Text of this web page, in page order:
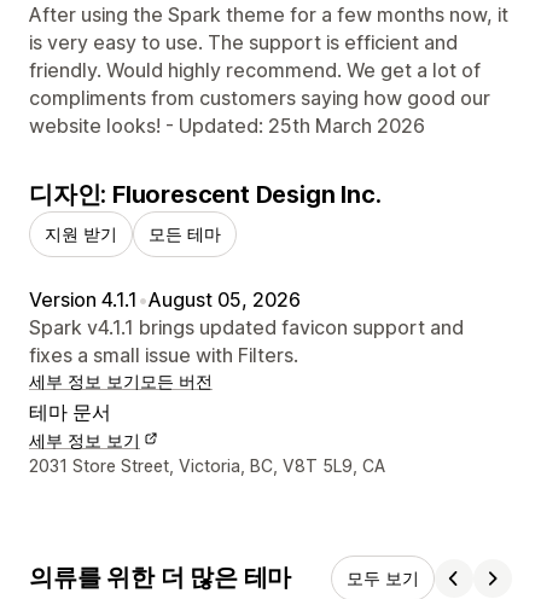
After using the Spark theme for a few months now, it
is very easy to use. The support is efficient and
friendly. Would highly recommend. We get a lot of
compliments from customers saying how good our
website looks! - Updated: 25th March 2026
디자인: Fluorescent Design Inc.
지원 받기 모든 테마
Version 4.1.1 •August 05, 2026
Spark v4.1.1 brings updated favicon support and
fixes a small issue with Filters.
세부 정보 보기 모든 버전
테마 문서
세부 정보 보기
디자이너 연락처 세부 정보
2031 Store Street, Victoria, BC, V8T 5L9, CA
의류를 위한 더 많은 테마 모두 보기